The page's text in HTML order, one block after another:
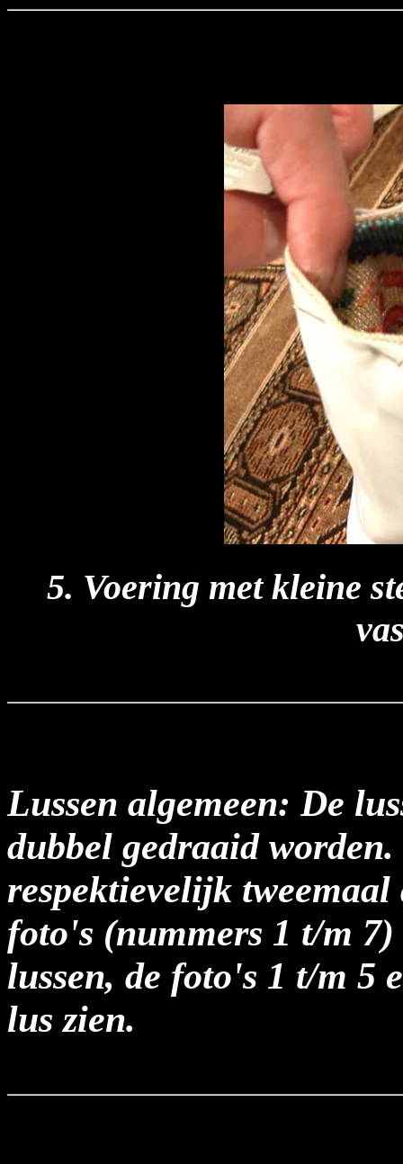
5. Voering met kleine
Lussen algemeen: De
dubbel gedraaid
respektievelijk
foto's (nummers 1 t/m
lussen, de foto's 1 t/m 5
lus zien.